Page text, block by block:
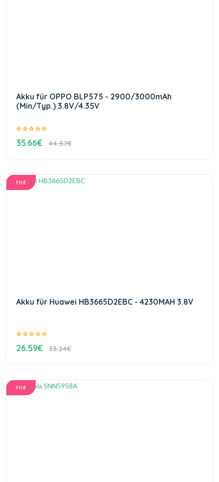
Akku für OPPO BLP575 - 2900/3000mAh
(Min/Typ.) 3.8V/4.35V
35.66€ 44.57€
Hot
Akku für Huawei HB3665D2EBC - 4230MAH 3.8V
26.59€ 33.24€
Hot